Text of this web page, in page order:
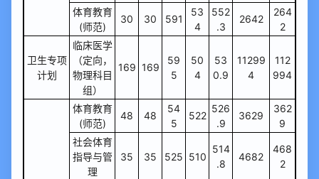
体育教育
(师范)
30 30 591
53
4
552
.3
2642
264
2
卫生专项
计划
临床医学
（定向，
物理科目
组）
169 169
59
5
50
4
53
0.9
11299
4
112
994
体育教育
(师范)
48 48
54
5
522
526
.9
3629
362
9
社会体育
指导与管
理
35 35 525 510
514
.8
4682
468
2